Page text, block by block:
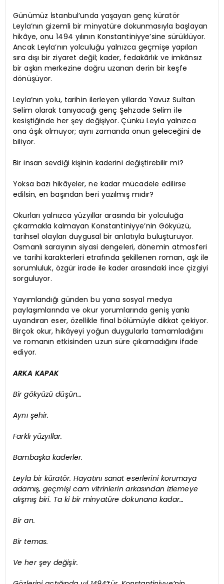
Günümüz İstanbul’unda yaşayan genç küratör
Leyla’nın gizemli bir minyatüre dokunmasıyla başlayan
hikâye, onu 1494 yılının Konstantiniyye’sine sürüklüyor.
Ancak Leyla’nın yolculuğu yalnızca geçmişe yapılan
sıra dışı bir ziyaret değil; kader, fedakârlık ve imkânsız
bir aşkın merkezine doğru uzanan derin bir keşfe
dönüşüyor.
Leyla’nın yolu, tarihin ilerleyen yıllarda Yavuz Sultan
Selim olarak tanıyacağı genç Şehzade Selim ile
kesiştiğinde her şey değişiyor. Çünkü Leyla yalnızca
ona âşık olmuyor; aynı zamanda onun geleceğini de
biliyor.
Bir insan sevdiği kişinin kaderini değiştirebilir mi?
Yoksa bazı hikâyeler, ne kadar mücadele edilirse
edilsin, en başından beri yazılmış mıdır?
Okurları yalnızca yüzyıllar arasında bir yolculuğa
çıkarmakla kalmayan Konstantiniyye’nin Gökyüzü,
tarihsel olayları duygusal bir anlatıyla buluşturuyor.
Osmanlı sarayının siyasi dengeleri, dönemin atmosferi
ve tarihi karakterleri etrafında şekillenen roman, aşk ile
sorumluluk, özgür irade ile kader arasındaki ince çizgiyi
sorguluyor.
Yayımlandığı günden bu yana sosyal medya
paylaşımlarında ve okur yorumlarında geniş yankı
uyandıran eser, özellikle final bölümüyle dikkat çekiyor.
Birçok okur, hikâyeyi yoğun duygularla tamamladığını
ve romanın etkisinden uzun süre çıkamadığını ifade
ediyor.
ARKA KAPAK
Bir gökyüzü düşün…
Aynı şehir.
Farklı yüzyıllar.
Bambaşka kaderler.
Leyla bir küratör. Hayatını sanat eserlerini korumaya
adamış, geçmişi cam vitrinlerin arkasından izlemeye
alışmış biri. Ta ki bir minyatüre dokunana kadar…
Bir an.
Bir temas.
Ve her şey değişir.